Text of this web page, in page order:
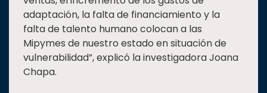
adaptación, la falta de financiamiento y la
falta de talento humano colocan a las
Mipymes de nuestro estado en situación de
vulnerabilidad”, explicó la investigadora Joana
Chapa.